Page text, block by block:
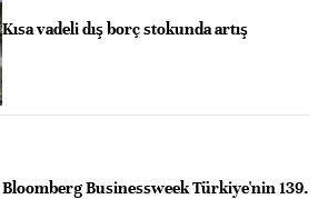
Kısa vadeli dış borç stokunda artış
Bloomberg Businessweek Türkiye'nin 139.